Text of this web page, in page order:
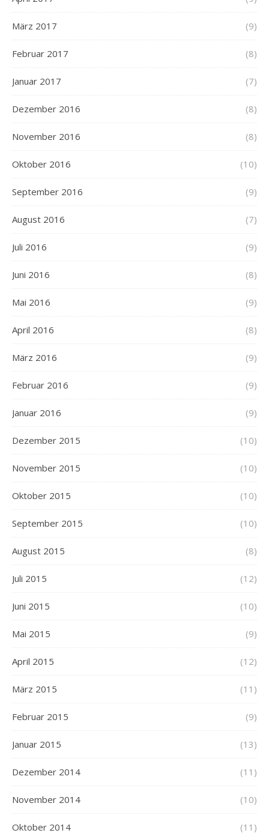
März 2017 (9)
Februar 2017 (8)
Januar 2017 (7)
Dezember 2016 (8)
November 2016 (8)
Oktober 2016 (10)
September 2016 (9)
August 2016 (7)
Juli 2016 (9)
Juni 2016 (8)
Mai 2016 (9)
April 2016 (8)
März 2016 (9)
Februar 2016 (9)
Januar 2016 (9)
Dezember 2015 (10)
November 2015 (10)
Oktober 2015 (10)
September 2015 (10)
August 2015 (8)
Juli 2015 (12)
Juni 2015 (10)
Mai 2015 (9)
April 2015 (12)
März 2015 (11)
Februar 2015 (9)
Januar 2015 (13)
Dezember 2014 (11)
November 2014 (10)
Oktober 2014 (11)